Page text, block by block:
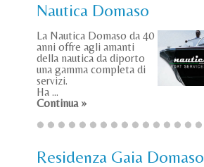
Nautica Domaso
La Nautica Domaso da 40
anni offre agli amanti
della nautica da diporto
una gamma completa di
servizi.
Ha ...
Continua »
Residenza Gaia Domaso